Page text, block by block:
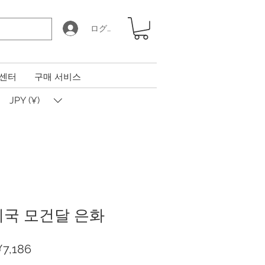
ログイン
터 구매 서비스
JPY (¥)
국 모건달 은화
할